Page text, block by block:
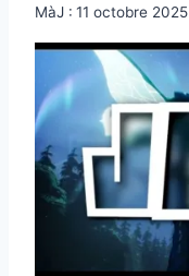
MàJ : 11 octobre 2025